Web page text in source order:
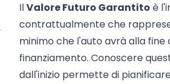
IlValore Futuro Garantito è
contrattualmente che
minimo che l'auto avrà alla fine
finanziamento. Conoscere
dall'inizio permette di